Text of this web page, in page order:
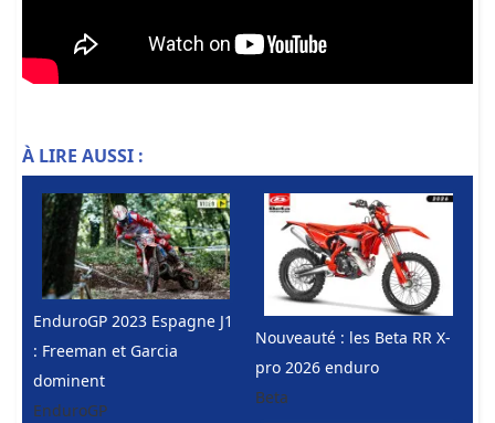
À LIRE AUSSI :
EnduroGP 2023 Espagne J1
: Freeman et Garcia
dominent
EnduroGP
Nouveauté : les Beta RR X-
pro 2026 enduro
Beta